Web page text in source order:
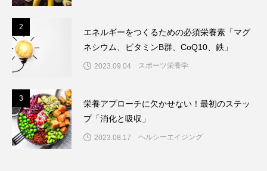
2
エネルギーをつくるための必須栄養素「マグ
ネシウム、ビタミンB群、CoQ10、鉄」
2023.09.04 スポーツ栄養学
3
栄養アプローチに欠かせない！最初のステッ
プ「消化と吸収」
2023.08.17 ヘルシーエイジング